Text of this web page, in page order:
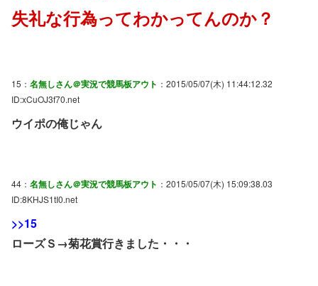
失礼な行為ってわかってんのか？
15： 名無しさん＠実況で競馬板アウト ：2015/05/07(木) 11:44:12.32
ID:xCuOJ3f70.net
ウイポの俺じゃん
44： 名無しさん＠実況で競馬板アウト ：2015/05/07(木) 15:09:38.03
ID:8KHJS1tI0.net
>>15
ローズＳ→菊花賞行きました・・・